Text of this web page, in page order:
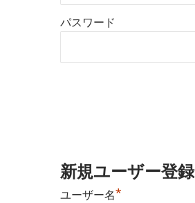
パスワード
新規ユーザー登録
ユーザー名*